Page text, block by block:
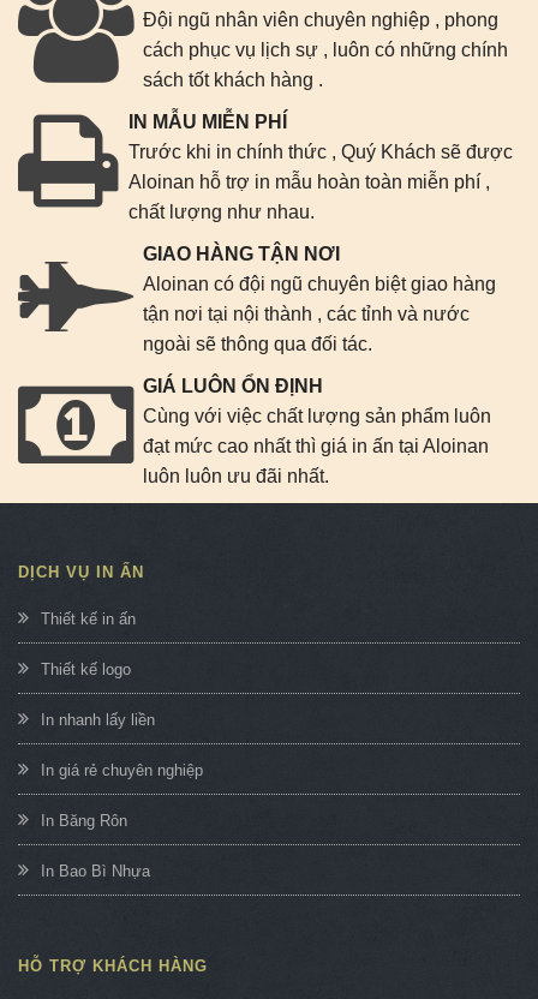
Đội ngũ nhân viên chuyên nghiệp , phong
cách phục vụ lịch sự , luôn có những chính
sách tốt khách hàng .
IN MẪU MIỄN PHÍ
Trước khi in chính thức , Quý Khách sẽ được
Aloinan hỗ trợ in mẫu hoàn toàn miễn phí ,
chất lượng như nhau.
GIAO HÀNG TẬN NƠI
Aloinan có đội ngũ chuyên biệt giao hàng
tận nơi tại nội thành , các tỉnh và nước
ngoài sẽ thông qua đối tác.
GIÁ LUÔN ỔN ĐỊNH
Cùng với việc chất lượng sản phẩm luôn
đạt mức cao nhất thì giá in ấn tại Aloinan
luôn luôn ưu đãi nhất.
DỊCH VỤ IN ẤN
Thiết kế in ấn
Thiết kế logo
In nhanh lấy liền
In giá rẻ chuyên nghiệp
In Băng Rôn
In Bao Bì Nhựa
HỖ TRỢ KHÁCH HÀNG